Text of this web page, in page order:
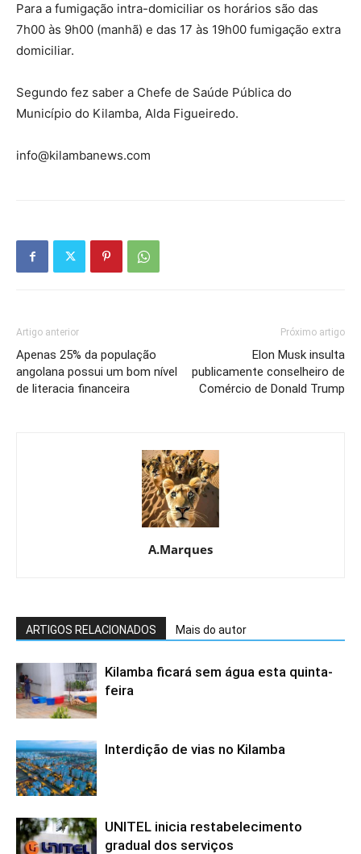
Para a fumigação intra-domiciliar os horários são das
7h00 às 9h00 (manhã) e das 17 às 19h00 fumigação extra
domiciliar.
Segundo fez saber a Chefe de Saúde Pública do
Município do Kilamba, Alda Figueiredo.
info@kilambanews.com
Artigo anterior
Apenas 25% da população
angolana possui um bom nível
de literacia financeira
Próximo artigo
Elon Musk insulta
publicamente conselheiro de
Comércio de Donald Trump
A.Marques
ARTIGOS RELACIONADOS Mais do autor
Kilamba ficará sem água esta quinta-
feira
Interdição de vias no Kilamba
UNITEL inicia restabelecimento
gradual dos serviços